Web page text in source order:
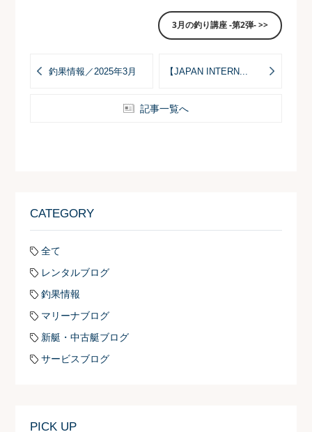
3月の釣り講座 -第2弾- >>
釣果情報／2025年3月 【JAPAN INTERN...
記事一覧へ
CATEGORY
全て
レンタルブログ
釣果情報
マリーナブログ
新艇・中古艇ブログ
サービスブログ
PICK UP